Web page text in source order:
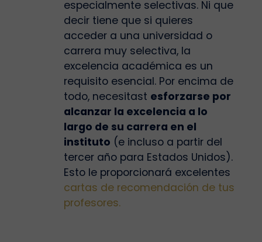
especialmente selectivas. Ni que
decir tiene que si quieres
acceder a una universidad o
carrera muy selectiva, la
excelencia académica es un
requisito esencial. Por encima de
todo, necesitast esforzarse por
alcanzar la excelencia a lo
largo de su carrera en el
instituto (e incluso a partir del
tercer año para Estados Unidos).
Esto le proporcionará excelentes
cartas de recomendación de tus
profesores.